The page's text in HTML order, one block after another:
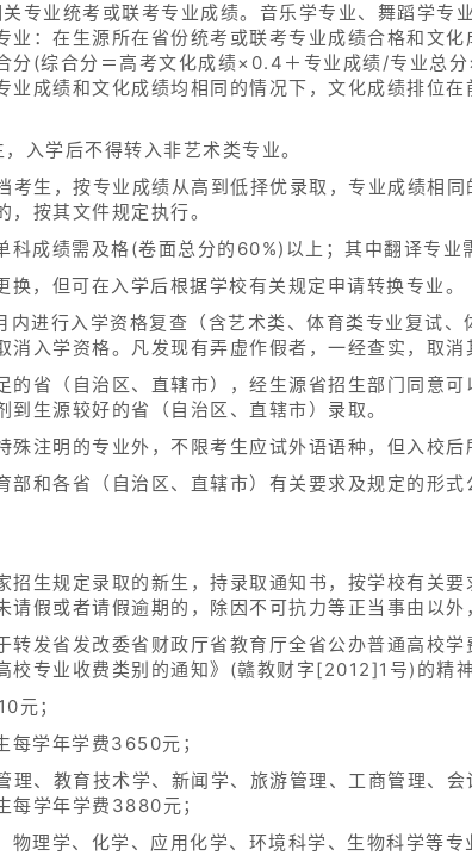
关专业统考或联考专业成绩。音乐学专业、舞蹈学专
业：在生源所在省份统考或联考专业成绩合格和文
分(综合分＝高考文化成绩×0.4＋专业成绩/专业总
业成绩和文化成绩均相同的情况下，文化成绩排位
入学后不得转入非艺术类专业。
考生，按专业成绩从高到低择优录取，专业成绩相
按其文件规定执行。
科成绩需及格(卷面总分的60%)以上；其中翻译专业
，但可在入学后根据学校有关规定申请转换专业。
内进行入学资格复查（含艺术类、体育类专业复试
消入学资格。凡发现有弄虚作假者，一经查实，取消
的省（自治区、直辖市），经生源省招生部门同意
生源较好的省（自治区、直辖市）录取。
殊注明的专业外，不限考生应试外语语种，但入校后
部和各省（自治区、直辖市）有关要求及规定的形
招生规定录取的新生，持录取通知书，按学校有关
假或者请假逾期的，除因不可抗力等正当事由以外
转发省发改委省财政厅省教育厅全省公办普通高校
校专业收费类别的通知》(赣教财字[2012]1号)的精神
元；
每学年学费3650元；
、教育技术学、新闻学、旅游管理、工商管理、会
每学年学费3880元；
理学、化学、应用化学、环境科学、生物科学等专